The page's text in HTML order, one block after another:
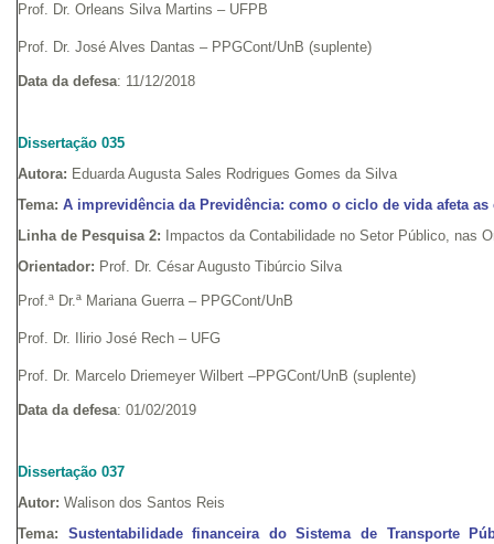
Prof. Dr. Orleans Silva Martins – UFPB
Prof. Dr. José Alves Dantas – PPGCont/UnB (suplente)
Data da defesa: 11/12/2018
Dissertação 035
Autora: Eduarda Augusta Sales Rodrigues Gomes da Silva
Tema: A imprevidência da Previdência: como o ciclo de vida afeta as
Linha de Pesquisa 2: Impactos da Contabilidade no Setor Público, nas
Orientador: Prof. Dr. César Augusto Tibúrcio Silva
Prof.ª Dr.ª Mariana Guerra – PPGCont/UnB
Prof. Dr. Ilirio José Rech – UFG
Prof. Dr. Marcelo Driemeyer Wilbert –PPGCont/UnB (suplente)
Data da defesa: 01/02/2019
Dissertação 037
Autor: Walison dos Santos Reis
Tema: Sustentabilidade financeira do Sistema de Transporte